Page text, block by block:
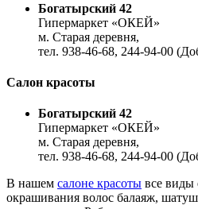
Богатырский 42
Гипермаркет «ОКЕЙ»
м. Старая деревня,
тел. 938-46-68, 244-94-00
Салон красоты
Богатырский 42
Гипермаркет «ОКЕЙ»
м. Старая деревня,
тел. 938-46-68, 244-94-00
В нашем салоне красоты все виды
окрашивания волос балаяж,